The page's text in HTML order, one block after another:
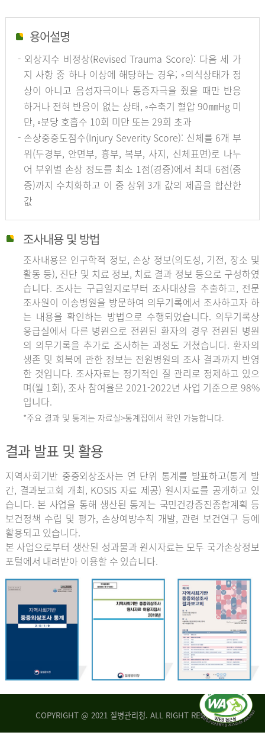
용어설명
- 외상지수 비정상(Revised Trauma Score): 다음 세 가
지 사항 중 하나 이상에 해당하는 경우; ◦의식상태가 정
상이 아니고 음성자극이나 통증자극을 줬을 때만 반응
하거나 전혀 반응이 없는 상태, ◦수축기 혈압 90㎜Hg 미
만, ◦분당 호흡수 10회 미만 또는 29회 초과
- 손상중증도점수(Injury Severity Score): 신체를 6개 부
위(두경부, 안면부, 흉부, 복부, 사지, 신체표면)로 나누
어 부위별 손상 정도를 최소 1점(경증)에서 최대 6점(중
증)까지 수치화하고 이 중 상위 3개 값의 제곱을 합산한
값
조사내용 및 방법
조사내용은 인구학적 정보, 손상 정보(의도성, 기전, 장소 및
활동 등), 진단 및 치료 정보, 치료 결과 정보 등으로 구성하였
습니다. 조사는 구급일지로부터 조사대상을 추출하고, 전문
조사원이 이송병원을 방문하여 의무기록에서 조사하고자 하
는 내용을 확인하는 방법으로 수행되었습니다. 의무기록상
응급실에서 다른 병원으로 전원된 환자의 경우 전원된 병원
의 의무기록을 추가로 조사하는 과정도 거쳤습니다. 환자의
생존 및 회복에 관한 정보는 전원병원의 조사 결과까지 반영
한 것입니다. 조사자료는 정기적인 질 관리로 정제하고 있으
며(월 1회), 조사 참여율은 2021-2022년 사업 기준으로 98%
입니다.
*주요 결과 및 통계는 자료실>통계집에서 확인 가능합니다.
결과 발표 및 활용
지역사회기반 중증외상조사는 연 단위 통계를 발표하고(통계 발
간, 결과보고회 개최, KOSIS 자료 제공) 원시자료를 공개하고 있
습니다. 본 사업을 통해 생산된 통계는 국민건강증진종합계획 등
보건정책 수립 및 평가, 손상예방수칙 개발, 관련 보건연구 등에
활용되고 있습니다.
본 사업으로부터 생산된 성과물과 원시자료는 모두 국가손상정보
포털에서 내려받아 이용할 수 있습니다.
COPYRIGHT @ 2021 질병관리청. ALL RIGHT RESERVED